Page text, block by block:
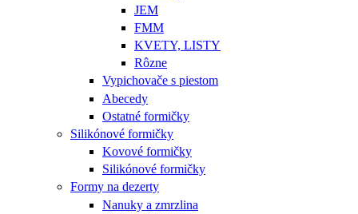
JEM
FMM
KVETY, LISTY
Rôzne
Vypichovače s piestom
Abecedy
Ostatné formičky
Silikónové formičky
Kovové formičky
Silikónové formičky
Formy na dezerty
Nanuky a zmrzlina